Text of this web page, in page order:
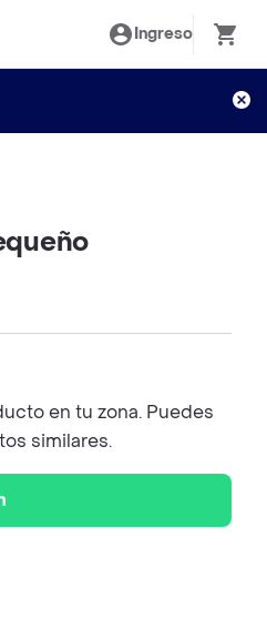
Ingreso
en tu zona. Puedes
similares.